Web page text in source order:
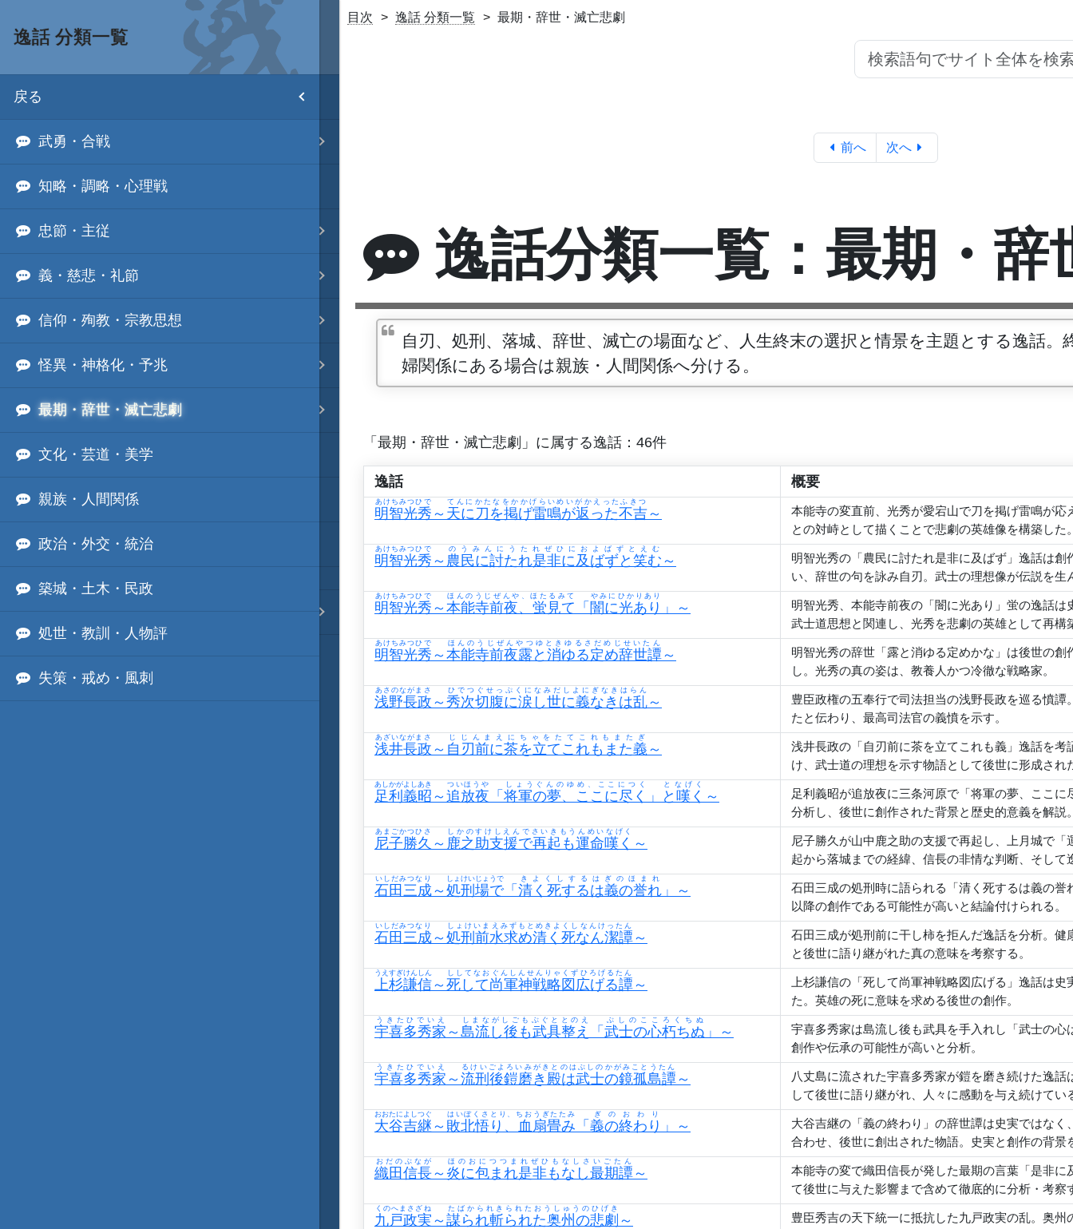
目次
武将 読み一覧
姫 読み一覧
家宝 分類一覧
城 地域分類
合戦 地域分類
事変 地域分類
逸話 分類一覧
逸話 分類一覧
戻る
武勇・合戦
知略・調略・心理戦
忠節・主従
義・慈悲・礼節
信仰・殉教・宗教思想
怪異・神格化・予兆
最期・辞世・滅亡悲劇
文化・芸道・美学
親族・人間関係
政治・外交・統治
築城・土木・民政
処世・教訓・人物評
失策・戒め・風刺
戦国ニュース
寺社・城・庭園ニュース
信長の野望ニュース
目次 逸話 分類一覧 最期・辞世・滅亡悲劇
前へ 次へ
逸話分類一覧：最期・辞
自刃、処刑、落城、辞世、滅亡の場面など、人生終末の選択と情景を主題とする逸話
婦関係にある場合は親族・人間関係へ分ける。
「最期・辞世・滅亡悲劇」に属する逸話：46件
逸話
概要
明智光秀
あけちみつひで
～ 天に刀を掲げ雷鳴が返った不吉
てんにかたなをかかげらいめいがかえったふきつ
～
本能寺の変直前、光秀が愛宕山で刀を掲げ雷鳴が
との対峙として描くことで悲劇の英雄像を構築した
明智光秀
あけちみつひで
～ 農民に討たれ是非に及ばずと笑む
のうみんにうたれぜひにおよばずとえむ
～
明智光秀の「農民に討たれ是非に及ばず」逸話は
い、辞世の句を詠み自刃。武士の理想像が伝説を生
明智光秀
あけちみつひで
～ 本能寺前夜、蛍見て
ほんのうじぜんや、ほたるみて
「 闇に光あり
やみにひかりあり
」～
明智光秀、本能寺前夜の「闇に光あり」蛍の逸話
武士道思想と関連し、光秀を悲劇の英雄として再構
明智光秀
あけちみつひで
～ 本能寺前夜露と消ゆる定め辞世譚
ほんのうじぜんやつゆときゆるさだめじせいたん
～
明智光秀の辞世「露と消ゆる定めかな」は後世の
し。光秀の真の姿は、教養人かつ冷徹な戦略家。
浅野長政
あさのながまさ
～ 秀次切腹に涙し世に義なきは乱
ひでつぐせっぷくになみだしよにぎなきはらん
～
豊臣政権の五奉行で司法担当の浅野長政を巡る憤
たと伝わり、最高司法官の義憤を示す。
浅井長政
あざいながまさ
～ 自刃前に茶を立てこれもまた義
じじんまえにちゃをたてこれもまたぎ
～
浅井長政の「自刃前に茶を立てこれも義」逸話を
け、武士道の理想を示す物語として後世に形成され
足利義昭
あしかがよしあき
～ 追放夜
ついほうや
「 将軍の夢、ここに尽く
しょうぐんのゆめ、ここにつく
」 と嘆く
となげく
～
足利義昭が追放夜に三条河原で「将軍の夢、ここ
分析し、後世に創作された背景と歴史的意義を解説
尼子勝久
あまごかつひさ
～ 鹿之助支援で再起も運命嘆く
しかのすけしえんでさいきもうんめいなげく
～
尼子勝久が山中鹿之助の支援で再起し、上月城で
起から落城までの経緯、信長の非情な判断、そして
石田三成
いしだみつなり
～ 処刑場で
しょけいじょうで
「 清く死するは義の誉れ
きよくしするはぎのほまれ
」～
石田三成の処刑時に語られる「清く死するは義の
以降の創作である可能性が高いと結論付けられる。
石田三成
いしだみつなり
～ 処刑前水求め清く死なん潔譚
しょけいまえみずもとめきよくしなんけったん
～
石田三成が処刑前に干し柿を拒んだ逸話を分析。
と後世に語り継がれた真の意味を考察する。
上杉謙信
うえすぎけんしん
～ 死して尚軍神戦略図広げる譚
ししてなおぐんしんせんりゃくずひろげるたん
～
上杉謙信の「死して尚軍神戦略図広げる」逸話は
た。英雄の死に意味を求める後世の創作。
宇喜多秀家
うきたひでいえ
～ 島流し後も武具整え
しまながしごもぶぐととのえ
「 武士の心朽ちぬ
ぶしのこころくちぬ
」～
宇喜多秀家は島流し後も武具を手入れし「武士の
創作や伝承の可能性が高いと分析。
宇喜多秀家
うきたひでいえ
～ 流刑後鎧磨き殿は武士の鏡孤島譚
るけいごよろいみがきとのはぶしのかがみことうたん
～
八丈島に流された宇喜多秀家が鎧を磨き続けた逸
して後世に語り継がれ、人々に感動を与え続けてい
大谷吉継
おおたによしつぐ
～ 敗北悟り、血扇畳み
はいぼくさとり、ちおうぎたたみ
「 義の終わり
ぎのおわり
」～
大谷吉継の「義の終わり」の辞世譚は史実ではな
合わせ、後世に創出された物語。史実と創作の背景
織田信長
おだのぶなが
～ 炎に包まれ是非もなし最期譚
ほのおにつつまれぜひもなしさいごたん
～
本能寺の変で織田信長が発した最期の言葉「是非
て後世に与えた影響まで含めて徹底的に分析・考察
九戸政実
くのへまさざね
～ 謀られ斬られた奥州の悲劇
たばかられきられたおうしゅうのひげき
～
豊臣秀吉の天下統一に抵抗した九戸政実の乱。奥